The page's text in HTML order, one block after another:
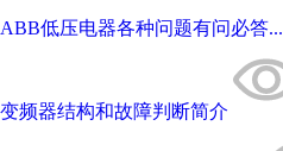
ABB低压电器各种问题有问必答...
变频器结构和故障判断简介